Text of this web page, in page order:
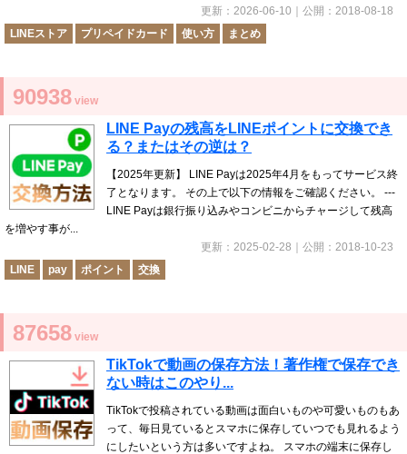
更新： 2026-06-10 ｜公開： 2018-08-18
LINEストア
プリペイドカード 使い方 まとめ
90938 view
LINE Payの残高をLINEポイントに交換でき
る？またはその逆は？
【2025年更新】 LINE Payは2025年4月をもってサービス終
了となります。 その上で以下の情報をご確認ください。 ---
LINE Payは銀行振り込みやコンビニからチャージして残高
を増やす事が...
更新： 2025-02-28 ｜公開： 2018-10-23
LINE
pay ポイント 交換
87658 view
TikTokで動画の保存方法！著作権で保存でき
ない時はこのやり...
TikTokで投稿されている動画は面白いものや可愛いものもあ
って、毎日見ているとスマホに保存していつでも見れるよう
にしたいという方は多いですよね。 スマホの端末に保存し